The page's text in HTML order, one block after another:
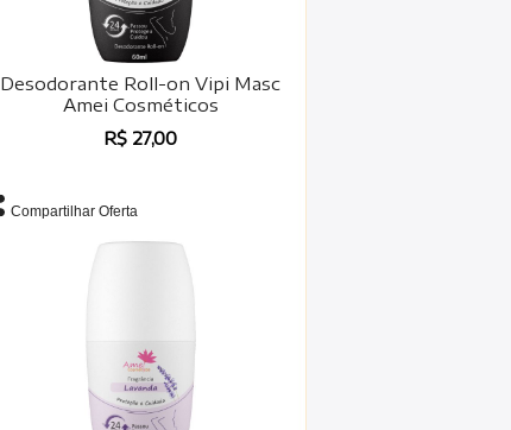
Desodorante Roll-on Vipi Masc
Amei Cosméticos
R$ 27,00
Compartilhar Oferta